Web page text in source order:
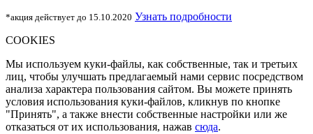
*акция действует до 15.10.2020 Узнать подробности
COOKIES
Мы используем куки-файлы, как собственные, так и третьих
лиц, чтобы улучшать предлагаемый нами сервис посредством
анализа характера пользования сайтом. Вы можете принять
условия использования куки-файлов, кликнув по кнопке
"Принять", а также внести собственные настройки или же
отказаться от их использования, нажав сюда.